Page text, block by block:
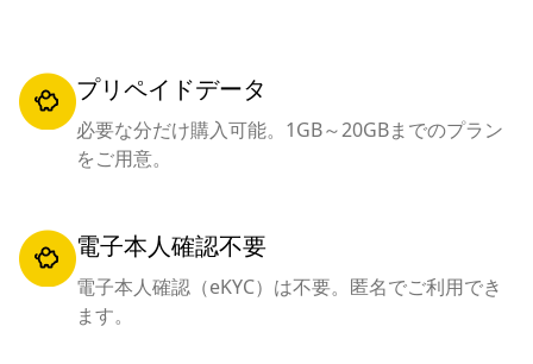
プリペイドデータ
必要な分だけ購入可能。1GB～20GBまでのプラン
をご用意。
電子本人確認不要
電子本人確認（eKYC）は不要。匿名でご利用でき
ます。